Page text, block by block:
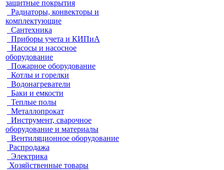
защитные покрытия
Радиаторы, конвекторы и
комплектующие
Сантехника
Приборы учета и КИПиА
Насосы и насосное
оборудование
Пожарное оборудование
Котлы и горелки
Водонагреватели
Баки и емкости
Теплые полы
Металлопрокат
Инструмент, сварочное
оборудование и материалы
Вентиляционное оборудование
Распродажа
Электрика
Хозяйственные товары